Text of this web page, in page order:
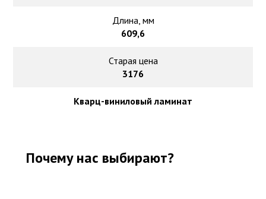
Длина, мм
609,6
Старая цена
3176
Кварц-виниловый ламинат
Почему нас выбирают?